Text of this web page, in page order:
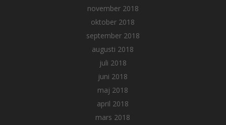
november 2018
oktober 2018
september 2018
augusti 2018
juli 2018
juni 2018
maj 2018
april 2018
mars 2018